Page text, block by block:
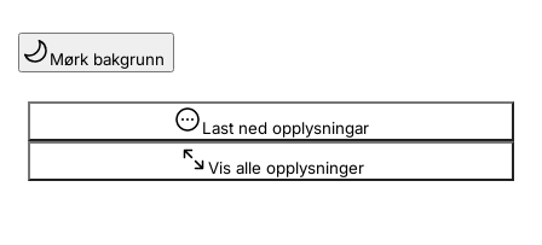
Lag og foreining
Registrere, endre, slette
Mørk bakgrunn
Last ned opplysningar
Vis alle opplysninger
Opplysninger er skjult